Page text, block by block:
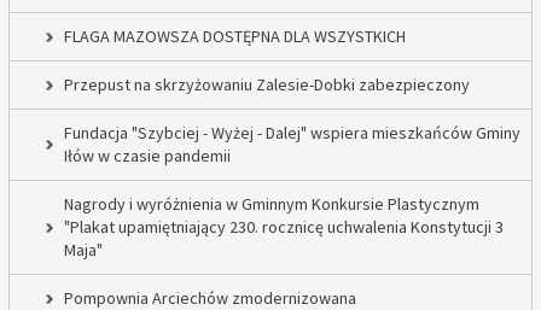
FLAGA MAZOWSZA DOSTĘPNA DLA WSZYSTKICH
Przepust na skrzyżowaniu Zalesie-Dobki zabezpieczony
Fundacja "Szybciej - Wyżej - Dalej" wspiera mieszkańców Gminy
Iłów w czasie pandemii
Nagrody i wyróżnienia w Gminnym Konkursie Plastycznym
"Plakat upamiętniający 230. rocznicę uchwalenia Konstytucji 3
Maja"
Pompownia Arciechów zmodernizowana